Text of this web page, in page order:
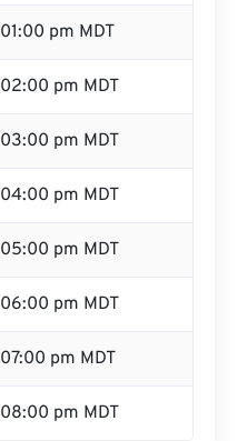
01:00 pm MDT
02:00 pm MDT
03:00 pm MDT
04:00 pm MDT
05:00 pm MDT
06:00 pm MDT
07:00 pm MDT
08:00 pm MDT